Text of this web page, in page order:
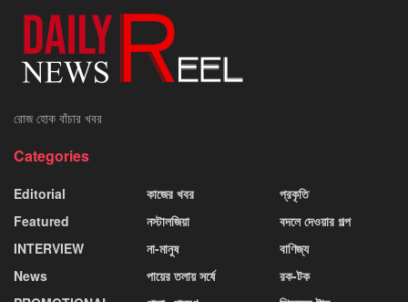
রোজ হোক বাঁচার খবর
Categories
Editorial
Featured
INTERVIEW
News
কাজের খবর
নস্টালজিয়া
না-মানুষ
পায়ের তলায় সর্ষে
প্রকৃতি
বদলে দেওয়ার গল্প
বাণিজ্য
রক-টক